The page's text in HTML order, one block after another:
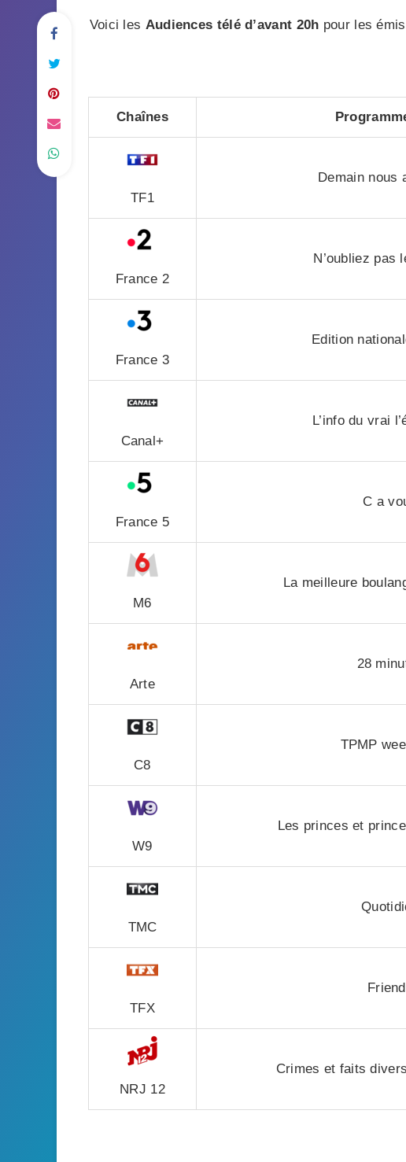
Voici les Audiences télé d’avant 20h pour les
Chaînes
TF1
Demain nous
France 2
N’oubliez pas
France 3
Edition
Canal+
L’info du vrai
France 5
C a
M6
La meilleure
Arte
28
C8
TPMP
W9
Les princes et
TMC
TFX
NRJ 12
Crimes et faits